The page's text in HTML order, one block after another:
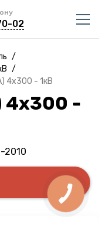
02
/
/
4х300 - 1кВ
4х300 -
2010